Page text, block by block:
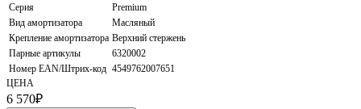
Серия
Premium
Вид амортизатора
Масляный
Крепление амортизатора Верхний стержень
Парные артикулы
6320002
Номер EAN/Штрих-код 4549762007651
ЦЕНА
6 570₽